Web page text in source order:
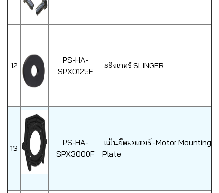
12
PS-HA-
SPX0125F
สลิงเกอร์ SLINGER
13
PS-HA-
SPX3000F
แป้นยึดมอเตอร์ -Motor Mounting
Plate